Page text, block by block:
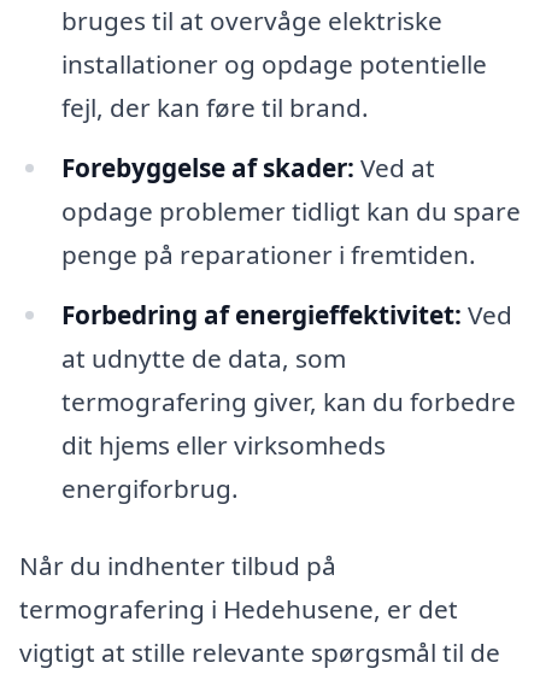
bruges til at overvåge elektriske
installationer og opdage potentielle
fejl, der kan føre til brand.
Forebyggelse af skader: Ved at
opdage problemer tidligt kan du spare
penge på reparationer i fremtiden.
Forbedring af energieffektivitet: Ved
at udnytte de data, som
termografering giver, kan du forbedre
dit hjems eller virksomheds
energiforbrug.
Når du indhenter tilbud på
termografering i Hedehusene, er det
vigtigt at stille relevante spørgsmål til de